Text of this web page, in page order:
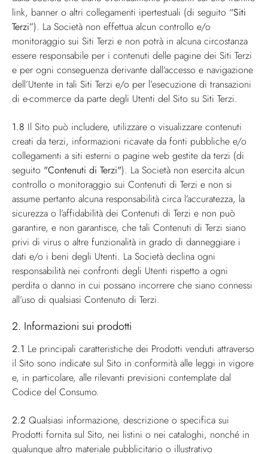
link, banner o altri collegamenti ipertestuali (di seguito “Siti
Terzi”). La Società non effettua alcun controllo e/o
monitoraggio sui Siti Terzi e non potrà in alcuna circostanza
essere responsabile per i contenuti delle pagine dei Siti Terzi
e per ogni conseguenza derivante dall’accesso e navigazione
dell’Utente in tali Siti Terzi e/o per l’esecuzione di transazioni
di e-commerce da parte degli Utenti del Sito su Siti Terzi.
1.8 Il Sito può includere, utilizzare o visualizzare contenuti
creati da terzi, informazioni ricavate da fonti pubbliche e/o
collegamenti a siti esterni o pagine web gestite da terzi (di
seguito "Contenuti di Terzi"). La Società non esercita alcun
controllo o monitoraggio sui Contenuti di Terzi e non si
assume pertanto alcuna responsabilità circa l’accuratezza, la
sicurezza o l’affidabilità dei Contenuti di Terzi e non può
garantire, e non garantisce, che tali Contenuti di Terzi siano
privi di virus o altre funzionalità in grado di danneggiare i
dati e/o i beni degli Utenti. La Società declina ogni
responsabilità nei confronti degli Utenti rispetto a ogni
perdita o danno in cui possano incorrere che siano connessi
all’uso di qualsiasi Contenuto di Terzi.
2. Informazioni sui prodotti
2.1 Le principali caratteristiche dei Prodotti venduti attraverso
il Sito sono indicate sul Sito in conformità alle leggi in vigore
e, in particolare, alle rilevanti previsioni contemplate dal
Codice del Consumo.
2.2 Qualsiasi informazione, descrizione o specifica sui
Prodotti fornita sul Sito, nei listini o nei cataloghi, nonché in
qualunque altro materiale pubblicitario o illustrativo